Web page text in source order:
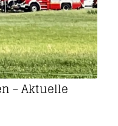
– Aktuelle